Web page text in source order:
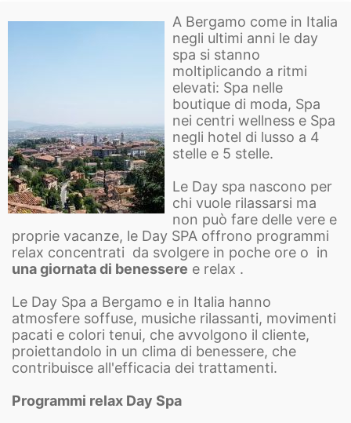
A Bergamo come in Italia
negli ultimi anni le day
spa si stanno
moltiplicando a ritmi
elevati: Spa nelle
boutique di moda, Spa
nei centri wellness e Spa
negli hotel di lusso a 4
stelle e 5 stelle.
Le Day spa nascono per
chi vuole rilassarsi ma
non può fare delle vere e
proprie vacanze, le Day SPA offrono programmi
relax concentrati da svolgere in poche ore o in
una giornata di benessere e relax .
Le Day Spa a Bergamo e in Italia hanno
atmosfere soffuse, musiche rilassanti, movimenti
pacati e colori tenui, che avvolgono il cliente,
proiettandolo in un clima di benessere, che
contribuisce all'efficacia dei trattamenti.
Programmi relax Day Spa